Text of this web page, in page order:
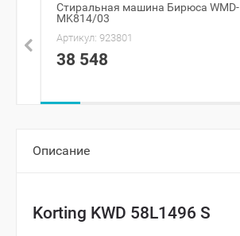
Стиральная машина Бирюса WMD-
MK814/03
Артикул: 923801
38 548
Описание
Korting KWD 58L1496 S